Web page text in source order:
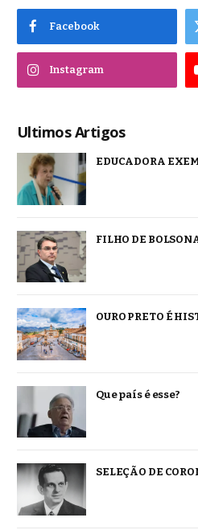
Facebook
Instagram
Ultimos Artigos
EDUCADORA
FILHO DE
OURO PRETO É
Que país é esse?
SELEÇÃO DE